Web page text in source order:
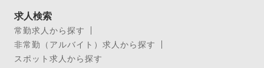
求人検索
常勤求人から探す
非常勤（アルバイト）求人から探す
スポット求人から探す